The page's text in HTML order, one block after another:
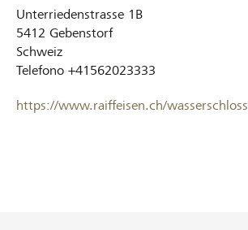
Unterriedenstrasse 1B
5412 Gebenstorf
Schweiz
Telefono +41562023333
https://www.raiffeisen.ch/wasserschloss